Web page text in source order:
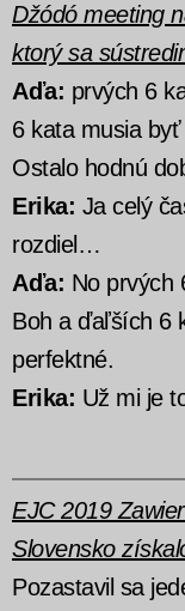
Džódó meeting
ktorý sa
Aďa: prvých 6
6 kata musia
Ostalo hodnú
Erika: Ja celý
rozdiel…
Aďa: No prvých
Boh a ďaľších 6
perfektné.
Erika: Už mi je
EJC 2019
Slovensko
Pozastavil sa